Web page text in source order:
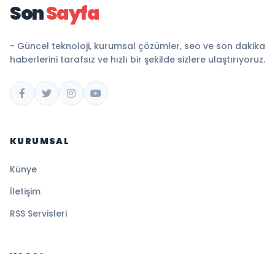
SonSayfa
- Güncel teknoloji, kurumsal çözümler, seo ve son dakika
haberlerini tarafsız ve hızlı bir şekilde sizlere ulaştırıyoruz.
KURUMSAL
Künye
İletişim
RSS Servisleri